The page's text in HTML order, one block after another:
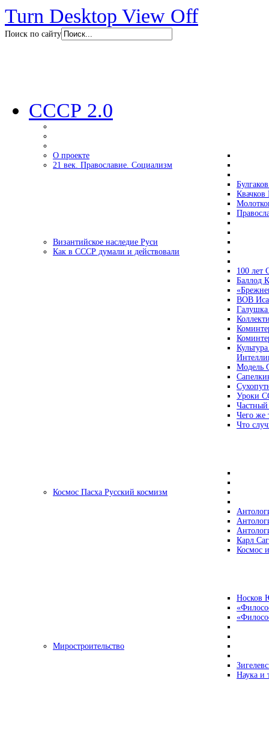
Turn Desktop View Off
Поиск по сайту
СССР 2.0
О проекте
21 век. Православие. Социализм
Византийское наследие Руси
Как в СССР думали и действовали
100 лет
Баллод
ВОВ
Модель
Уроки
Чего же
Что
Космос Пасха Русский космизм
Карл
Космос
Носков
Миростроительство
Наука и